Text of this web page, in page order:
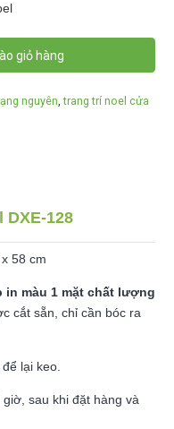
giỏ hàng
nguyên ,trang trí noel cửa
DXE-128
58 cm
in màu 1 mặt chất lượng
cắt sẵn, chỉ cần bóc ra
lại keo.
sau khi đặt hàng và